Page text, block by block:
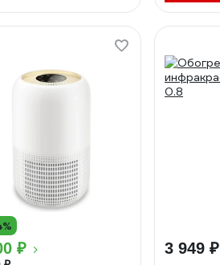
₽ 3 949 ₽